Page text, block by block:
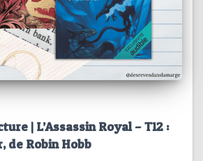
| L’Assassin Royal – T12 :
de Robin Hobb